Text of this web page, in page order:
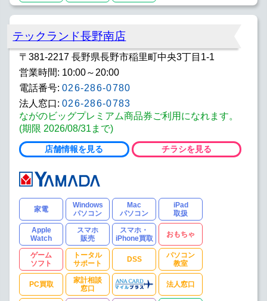
テックランド長野南店
〒381-2217 長野県長野市稲里町中央3丁目1-1
営業時間: 10:00～20:00
電話番号: 026-286-0780
法人窓口: 026-286-0783
ながのビッグプレミアム商品券ご利用になれます。
(期限 2026/08/31まで)
店舗情報を見る チラシを見る
家電
Windows
パソコン
Mac
パソコン
iPad
取扱
Apple
Watch
スマホ
販売
スマホ・
iPhone買取
おもちゃ
ゲーム
ソフト
トータル
サポート
DSS
パソコン
教室
PC買取
家計相談
窓口
法人窓口